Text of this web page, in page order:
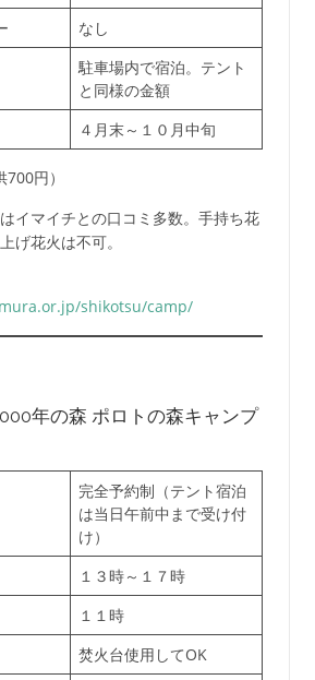
なし
駐車場内で宿泊。テント
と同様の金額
４月末～１０月中旬
円）
イマイチとの口コミ多数。手持ち花
げ花火は不可。
shikotsu/camp/
年の森 ポロトの森キャンプ
完全予約制（テント宿泊
は当日午前中まで受け付
け）
１３時～１７時
１１時
焚火台使用してOK